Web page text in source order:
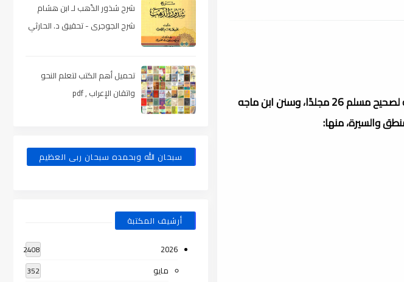
بلغت مؤلفاته فوق 45 مؤلفًا ضخمًا ومرجعًا في بابه، ومن ذلك: تفسيره للقرآن 32 مجلدًا، وشرحه لصحيح مسلم 26 مجلدًا، وسنن ابن ماجه
شرح شذور الذّهب لـ ابن هشام
شرح الجوجرى - تحقيق د. الحارثي
تحميل أهم الكتب لتعلم النحو
واتقان الإعراب , pdf
سبحان الله وبحمده سبحان ربى العظيم
أرشيف المكتبة
2026
2408
مايو 352